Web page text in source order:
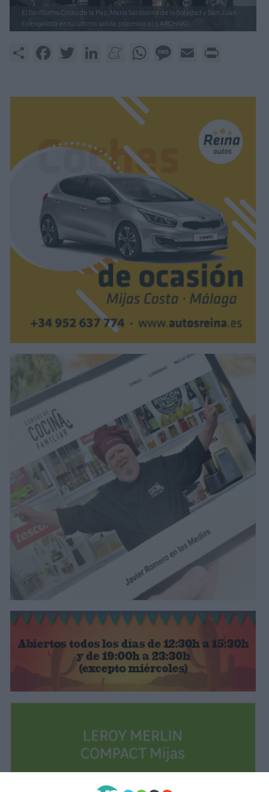
El Santísimo Cristo de la Paz, María Santísima de la Soledad y San Juan
Evengalista en su última salida procesional. | ARCHIVO
Share FacebookTwitter LinkedInMeneameWhatsAppMessage
Email